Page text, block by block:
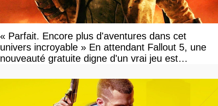
« Parfait. Encore plus d'aventures dans cet
univers incroyable » En attendant Fallout 5, une
nouveauté gratuite digne d'un vrai jeu est